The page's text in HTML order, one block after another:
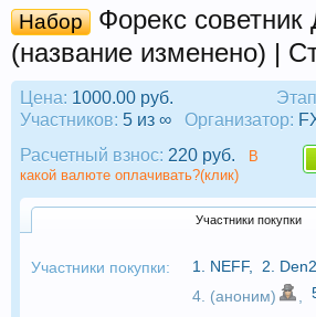
Набор
Форекс
(название изменено) |
Цена: 1000.00 руб.
Участников: 5 из ∞ Организатор:
Расчетный взнос: 220 руб.
В
какой валюте оплачивать?(клик)
Участники покупки
Участники покупки: 1. NEFF, 2.
4. (аноним)